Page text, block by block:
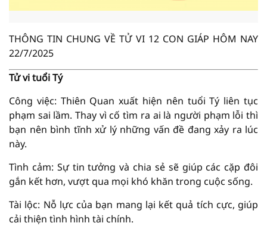
THÔNG TIN CHUNG VỀ TỬ VI 12 CON GIÁP HÔM NAY
22/7/2025
Tử vi tuổi Tý
Công việc: Thiên Quan xuất hiện nên tuổi Tý liên tục
phạm sai lầm. Thay vì cố tìm ra ai là người phạm lỗi thì
bạn nên bình tĩnh xử lý những vấn đề đang xảy ra lúc
này.
Tình cảm: Sự tin tưởng và chia sẻ sẽ giúp các cặp đôi
gắn kết hơn, vượt qua mọi khó khăn trong cuộc sống.
Tài lộc: Nỗ lực của bạn mang lại kết quả tích cực, giúp
cải thiện tình hình tài chính.